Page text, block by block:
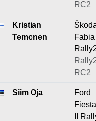
RC2
Kristian
Temonen
RC2
Siim Oja
Ford
II